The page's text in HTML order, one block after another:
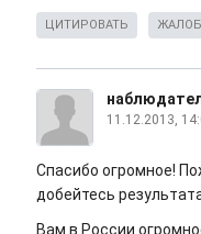
ЦИТИРОВАТЬ
11.12.2013,
Спасибо огромное!
добейтесь
Вам в России